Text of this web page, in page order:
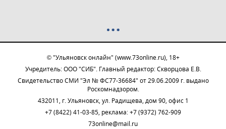
© "Ульяновск онлайн" (www.73online.ru), 18+
Учредитель: ООО "СИБ". Главный редактор: Скворцова Е.В.
Свидетельство СМИ "Эл № ФС77-36684" от 29.06.2009 г. выдано
Роскомнадзором.
432011, г. Ульяновск, ул. Радищева, дом 90, офис 1
+7 (8422) 41-03-85, реклама: +7 (9372) 762-909
73online@mail.ru